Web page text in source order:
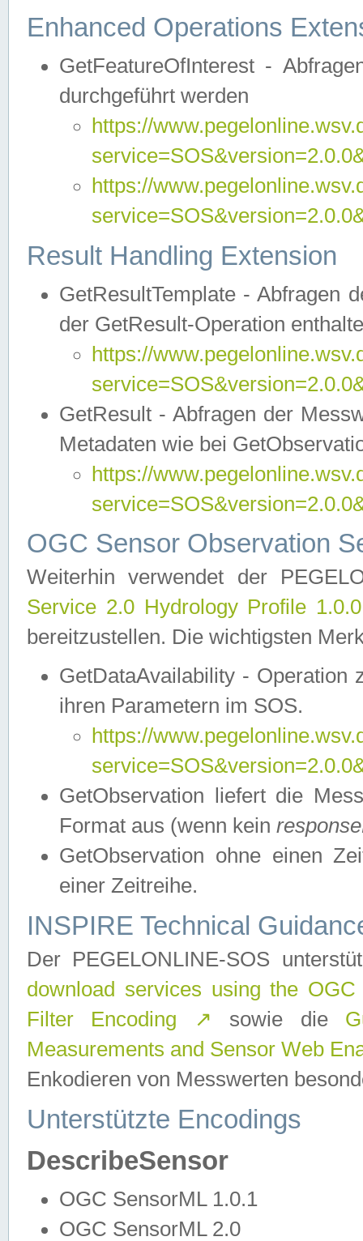
Enhanced Operations
GetFeatureOfInterest -
durchgeführt werden
https://
https://
Result Handling Extension
GetResultTemplate - Abfragen
der GetResult-Operation
https://
GetResult - Abfragen der
Metadaten wie bei
https://
OGC Sensor Observation
Weiterhin verwendet der
Service 2.0 Hydrology Profile
bereitzustellen. Die wichtigsten
GetDataAvailability - Operation
ihren Parametern im SOS.
https://
GetObservation liefert die
Format aus (wenn kein
GetObservation ohne einen
einer Zeitreihe.
INSPIRE Technical
Der PEGELONLINE-SOS
download services using the
Filter Encoding
↗ sowie die
Measurements and Sensor Web
Enkodieren von Messwerten
Unterstützte Encodings
DescribeSensor
OGC SensorML 1.0.1
OGC SensorML 2.0